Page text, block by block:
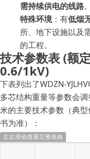
需持续供电的线路。
特殊环境：有低烟
所、地下设施以及
的工程。
技术参数表 (额
0.6/1kV)
下表列出了WDZN-
多芯结构重量等参数会
米的主要技术参数（典
书为准）：
左右滑动查看完整表格